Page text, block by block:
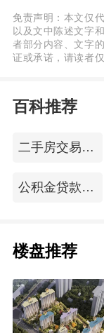
免责声明：本文仅
以及文中陈述文字
者部分内容、文字
证或承诺，请读者
百科推荐
二手房交易合同
公积金贷款申请条件
楼盘推荐